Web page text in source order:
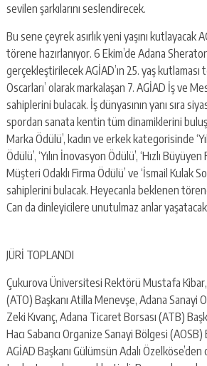
kartal
escort
maltepe
escort
sevilen şarkılarını seslendirecek.
Bu sene çeyrek asırlık yeni yaşını kutlayacak
törene hazırlanıyor. 6 Ekim’de Adana
gerçekleştirilecek AGİAD’ın 25. yaş kutlaması
Oscarları’ olarak markalaşan 7. AGİAD İş ve
sahiplerini bulacak. İş dünyasının yanı sıra
spordan sanata kentin tüm dinamiklerini
Marka Ödülü’, kadın ve erkek kategorisinde
Ödülü’, ‘Yılın İnovasyon Ödülü’, ‘Hızlı Büyüyen
Müşteri Odaklı Firma Ödülü’ ve ‘İsmail Kulak
sahiplerini bulacak. Heyecanla beklenen
Can da dinleyicilere unutulmaz anlar
JÜRİ TOPLANDI
Çukurova Üniversitesi Rektörü Mustafa
(ATO) Başkanı Atilla Menevşe, Adana Sanayi
Zeki Kıvanç, Adana Ticaret Borsası (ATB)
Hacı Sabancı Organize Sanayi Bölgesi
AGİAD Başkanı Gülümsün Adalı